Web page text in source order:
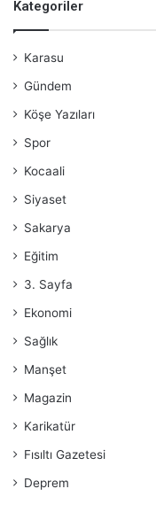
Kategoriler
Karasu
Gündem
Köşe Yazıları
Spor
Kocaali
Siyaset
Sakarya
Eğitim
3. Sayfa
Ekonomi
Sağlık
Manşet
Magazin
Karikatür
Fısıltı Gazetesi
Deprem